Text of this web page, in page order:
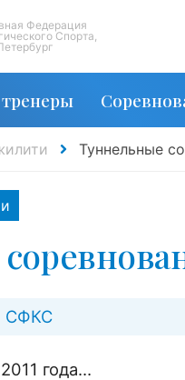
Федерация
Спорта,
Туннельные
СФКС
года…